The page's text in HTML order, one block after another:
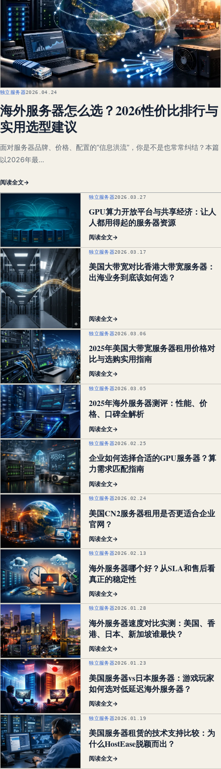
独立服务器2026.04.24
海外服务器怎么选？2026性价比排行与
实用选型建议
面对服务器品牌、价格、配置的“信息洪流”，你是不是也常常纠结？本篇
以2026年最…
阅读全文→
独立服务器2026.03.27
GPU算力开放平台与共享经济：让人
人都用得起的服务器资源
阅读全文→
独立服务器2026.03.17
美国大带宽对比香港大带宽服务器：
出海业务到底该如何选？
阅读全文→
独立服务器2026.03.06
2025年美国大带宽服务器租用价格对
比与选购实用指南
阅读全文→
独立服务器2026.03.05
2025年海外服务器测评：性能、价
格、口碑全解析
阅读全文→
独立服务器2026.02.25
企业如何选择合适的GPU服务器？算
力需求匹配指南
阅读全文→
独立服务器2026.02.24
美国CN2服务器租用是否更适合企业
官网？
阅读全文→
独立服务器2026.02.13
海外服务器哪个好？从SLA和售后看
真正的稳定性
阅读全文→
独立服务器2026.01.28
海外服务器速度对比实测：美国、香
港、日本、新加坡谁最快？
阅读全文→
独立服务器2026.01.23
美国服务器vs日本服务器：游戏玩家
如何选对低延迟海外服务器？
阅读全文→
独立服务器2026.01.19
美国服务器租赁的技术支持比较：为
什么HostEase脱颖而出？
阅读全文→